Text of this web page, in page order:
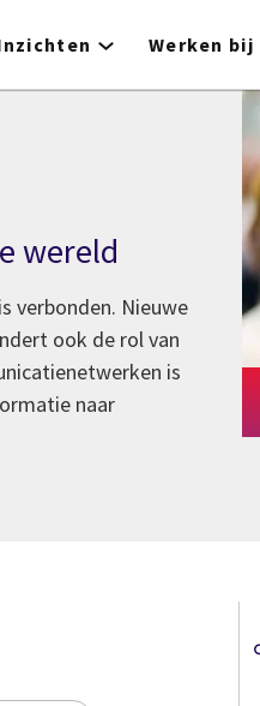
Werken bij
wereld
verbonden. Nieuwe
ook de rol van
is
naar